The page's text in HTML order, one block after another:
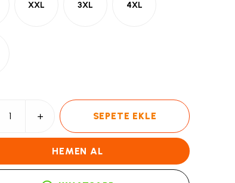
XXL 3XL 4XL
SEPETE EKLE
HEMEN AL